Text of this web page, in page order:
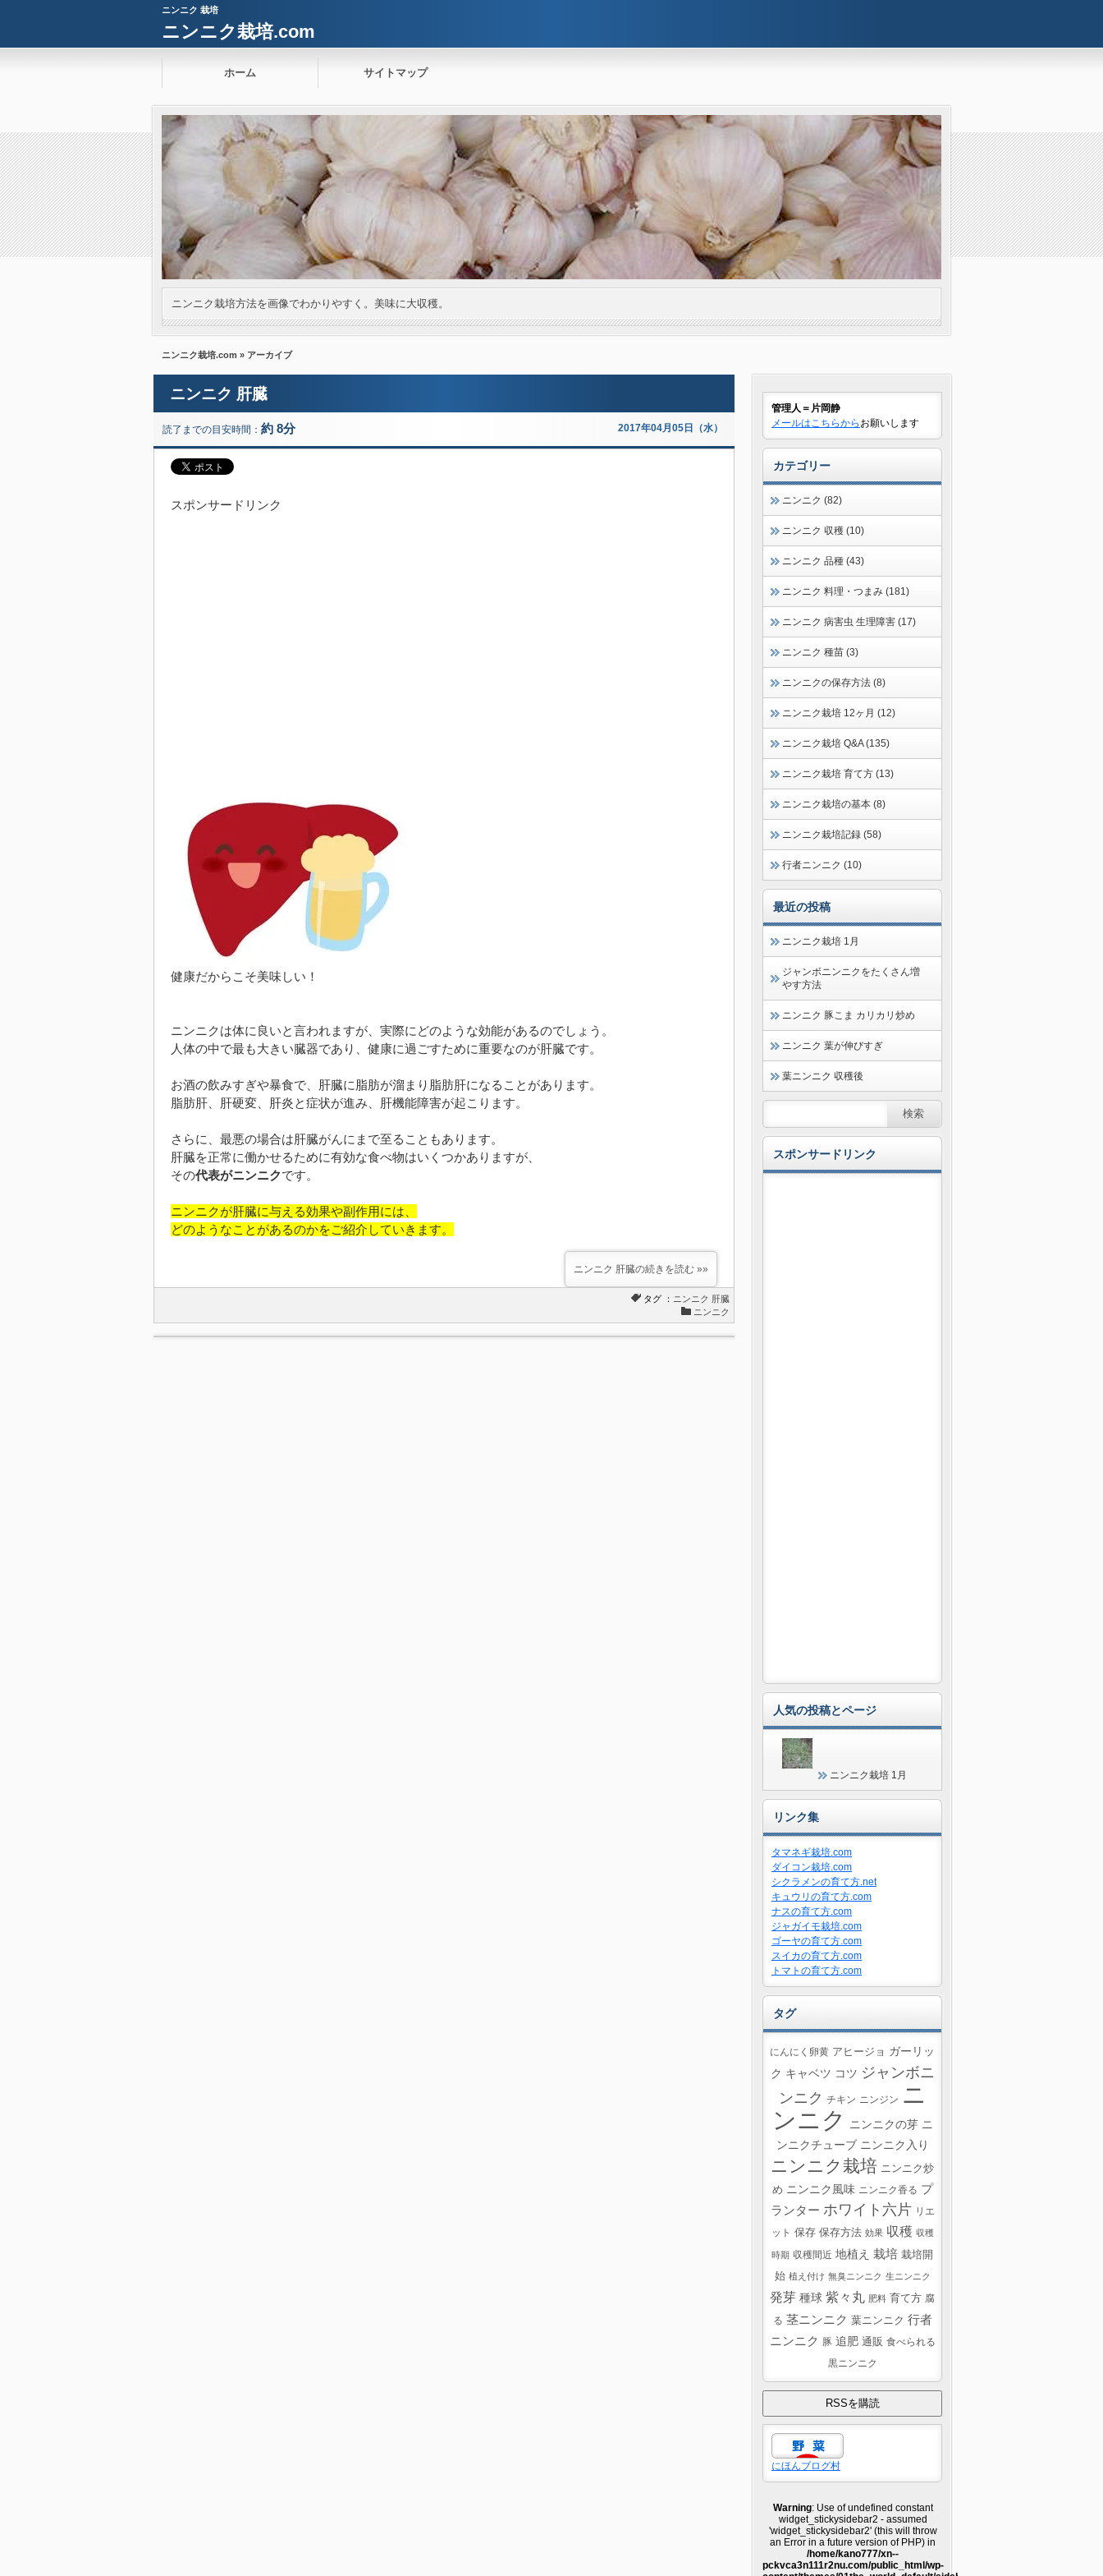
ニンニク 栽培
ニンニク栽培.com
ホーム サイトマップ
ニンニク栽培方法を画像でわかりやすく。美味に大収穫。
ニンニク栽培.com » アーカイブ
ニンニク 肝臓
読了までの目安時間： 約 8分 2017年04月05日（水）
スポンサードリンク
健康だからこそ美味しい！
ニンニクは体に良いと言われますが、実際にどのような効能があるのでしょう。
人体の中で最も大きい臓器であり、健康に過ごすために重要なのが肝臓です。
お酒の飲みすぎや暴食で、肝臓に脂肪が溜まり脂肪肝になることがあります。
脂肪肝、肝硬変、肝炎と症状が進み、肝機能障害が起こります。
さらに、最悪の場合は肝臓がんにまで至ることもあります。
肝臓を正常に働かせるために有効な食べ物はいくつかありますが、
その代表がニンニクです。
ニンニクが肝臓に与える効果や副作用には、
どのようなことがあるのかをご紹介していきます。
ニンニク 肝臓の続きを読む »»
タグ ： ニンニク 肝臓
ニンニク
管理人＝片岡静
メールはこちらから お願いします
カテゴリー
ニンニク (82)
ニンニク 収穫 (10)
ニンニク 品種 (43)
ニンニク 料理・つまみ (181)
ニンニク 病害虫 生理障害 (17)
ニンニク 種苗 (3)
ニンニクの保存方法 (8)
ニンニク栽培 12ヶ月 (12)
ニンニク栽培 Q&A (135)
ニンニク栽培 育て方 (13)
ニンニク栽培の基本 (8)
ニンニク栽培記録 (58)
行者ニンニク (10)
最近の投稿
ニンニク栽培 1月
ジャンボニンニクをたくさん増
やす方法
ニンニク 豚こま カリカリ炒め
ニンニク 葉が伸びすぎ
葉ニンニク 収穫後
スポンサードリンク
人気の投稿とページ
ニンニク栽培 1月
リンク集
タマネギ栽培.com
ダイコン栽培.com
シクラメンの育て方.net
キュウリの育て方.com
ナスの育て方.com
ジャガイモ栽培.com
ゴーヤの育て方.com
スイカの育て方.com
トマトの育て方.com
タグ
にんにく卵黄 アヒージョ ガーリッ
ク キャベツ コツ ジャンボニ
ンニク チキン ニンジン ニ
ンニク
ニンニクの芽 ニ
ンニクチューブ ニンニク入り
ニンニク栽培 ニンニク炒
め ニンニク風味 ニンニク香る プ
ランター ホワイト六片 リエ
ット 保存 保存方法 効果 収穫 収穫
時期 収穫間近 地植え 栽培 栽培開
始 植え付け 無臭ニンニク 生ニンニク
発芽 種球 紫々丸 肥料 育て方 腐
る 茎ニンニク 葉ニンニク 行者
ニンニク
豚 追肥 通販 食べられる
黒ニンニク
にほんブログ村
Warning: Use of undefined constant
widget_stickysidebar2 - assumed
'widget_stickysidebar2' (this will throw
an Error in a future version of PHP) in
/home/kano777/xn--
pckvca3n111r2nu.com/public_html/wp-